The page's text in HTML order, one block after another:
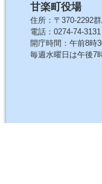
甘楽町役場
住所：〒370-2292
電話：0274-74-
開庁時間：午前8時
毎週水曜日は午後7